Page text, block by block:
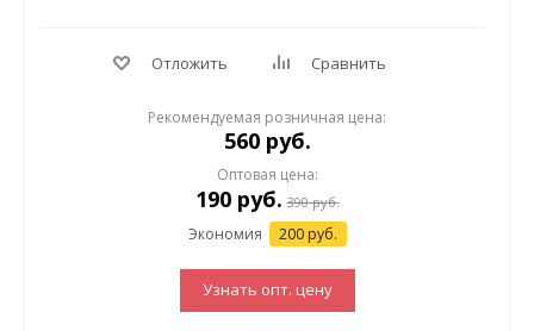
Отложить Сравнить
Рекомендуемая розничная цена:
560 руб.
Оптовая цена:
190руб. 390руб.
Экономия 200 руб.
Узнать опт. цену